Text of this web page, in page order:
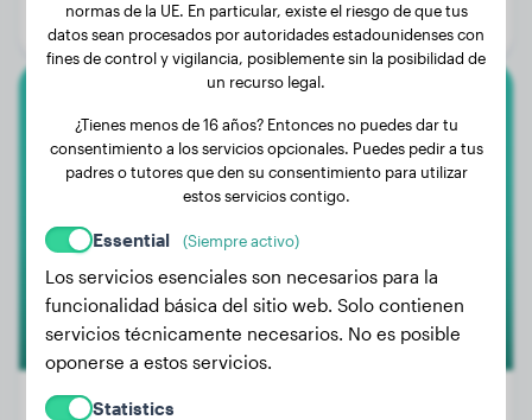
Género:
Perro macho
Caniche Grande
Flinn
normas de la UE. En particular, existe el riesgo de que tus
datos sean procesados por autoridades estadounidenses con
fines de control y vigilancia, posiblemente sin la posibilidad de
un recurso legal.
¿Tienes menos de 16 años? Entonces no puedes dar tu
consentimiento a los servicios opcionales. Puedes pedir a tus
padres o tutores que den su consentimiento para utilizar
estos servicios contigo.
Essential (Siempre activo)
Los servicios esenciales son necesarios para la
funcionalidad básica del sitio web. Solo contienen
servicios técnicamente necesarios. No es posible
oponerse a estos servicios.
Statistics